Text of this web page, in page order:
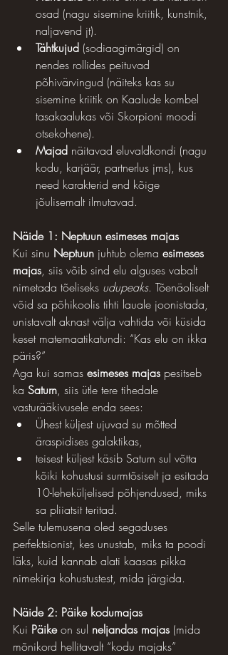
osad (nagu sisemine kriitik, kunstnik,
naljavend jt).
Tähtkujud (sodiaagimärgid) on
nendes rollides peituvad
põhivärvingud (näiteks kas su
sisemine kriitik on Kaalude kombel
tasakaalukas või Skorpioni moodi
otsekohene).
Majad näitavad eluvaldkondi (nagu
kodu, karjäär, partnerlus jms), kus
need karakterid end kõige
jõulisemalt ilmutavad.
Näide 1: Neptuun esimeses majas
Kui sinu Neptuun juhtub olema esimeses
majas, siis võib sind elu alguses vabalt
nimetada tõeliseks udupeaks. Tõenäoliselt
võid sa põhikoolis tihti lauale joonistada,
unistavalt aknast välja vahtida või küsida
keset matemaatikatundi: “Kas elu on ikka
päris?”
Aga kui samas esimeses majas pesitseb
ka Saturn, siis ütle tere tihedale
vasturääkivusele enda sees:
Ühest küljest ujuvad su mõtted
äraspidises galaktikas,
teisest küljest käsib Saturn sul võtta
kõiki kohustusi surmtõsiselt ja esitada
10-leheküljelised põhjendused, miks
sa pliiatsit teritad.
Selle tulemusena oled segaduses
perfektsionist, kes unustab, miks ta poodi
läks, kuid kannab alati kaasas pikka
nimekirja kohustustest, mida järgida.
Näide 2: Päike kodumajas
Kui Päike on sul neljandas majas (mida
mõnikord hellitavalt “kodu majaks”